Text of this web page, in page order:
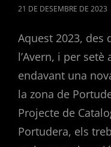
POSTED
21 DE DESEMBRE DE 2023
Aquest 2023, des
l’Avern, i per
endavant una
la zona de
Projecte de
Portudera, els